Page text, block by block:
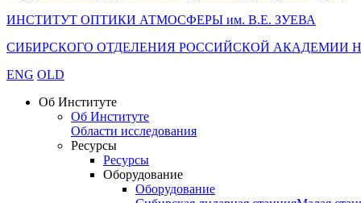
ИНСТИТУТ ОПТИКИ АТМОСФЕРЫ им. В.Е. ЗУЕВА
СИБИРСКОГО ОТДЕЛЕНИЯ РОССИЙСКОЙ АКАДЕМИИ
ENG OLD
Об Институте
Об Институте
Области исследования
Ресурсы
Ресурсы
Оборудование
Оборудование